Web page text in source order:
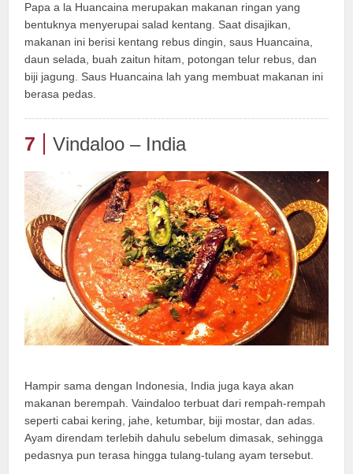
Papa a la Huancaina merupakan makanan ringan yang
bentuknya menyerupai salad kentang. Saat disajikan,
makanan ini berisi kentang rebus dingin, saus Huancaina,
daun selada, buah zaitun hitam, potongan telur rebus, dan
biji jagung. Saus Huancaina lah yang membuat makanan ini
berasa pedas.
7 Vindaloo – India
Hampir sama dengan Indonesia, India juga kaya akan
makanan berempah. Vaindaloo terbuat dari rempah-rempah
seperti cabai kering, jahe, ketumbar, biji mostar, dan adas.
Ayam direndam terlebih dahulu sebelum dimasak, sehingga
pedasnya pun terasa hingga tulang-tulang ayam tersebut.